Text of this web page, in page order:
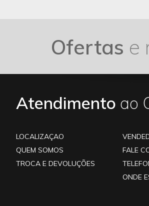
Ofertas e
Atendimento ao
LOCALIZAÇAO
QUEM SOMOS
TROCA E DEVOLUÇÕES
FALE
ONDE